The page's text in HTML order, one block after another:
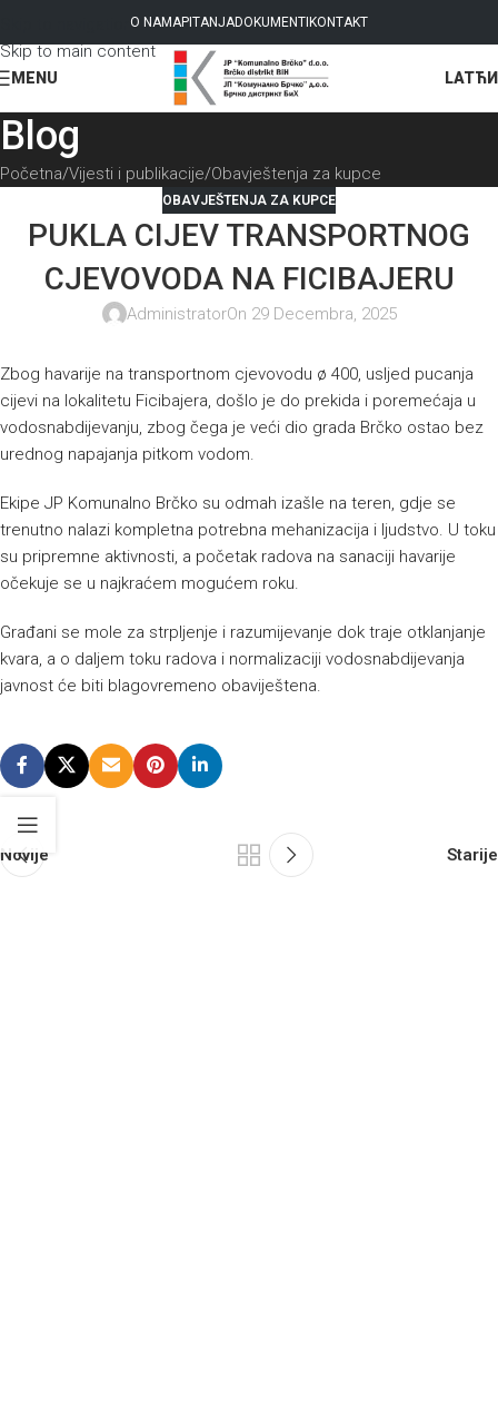
Skip to navigation
Skip to main content
O NAMAPITANJADOKUMENTI KONTAKT
MENU LAT
Blog
Početna Vijesti i publikacije Obavještenja za kupce
OBAVJEŠTENJA ZA KUPCE
PUKLA CIJEV TRANSPORTNOG
CJEVOVODA NA FICIBAJERU
AdministratorOn 29 Decembra, 2025
Zbog havarije na transportnom cjevovodu ø 400, usljed pucanja
cijevi na lokalitetu Ficibajera, došlo je do prekida i poremećaja u
vodosnabdijevanju, zbog čega je veći dio grada Brčko ostao bez
urednog napajanja pitkom vodom.
Ekipe JP Komunalno Brčko su odmah izašle na teren, gdje se
trenutno nalazi kompletna potrebna mehanizacija i ljudstvo. U toku
su pripremne aktivnosti, a početak radova na sanaciji havarije
očekuje se u najkraćem mogućem roku.
Građani se mole za strpljenje i razumijevanje dok traje otklanjanje
kvara, a o daljem toku radova i normalizaciji vodosnabdijevanja
javnost će biti blagovremeno obaviještena.
Novije Starije